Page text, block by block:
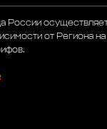
России
от Региона